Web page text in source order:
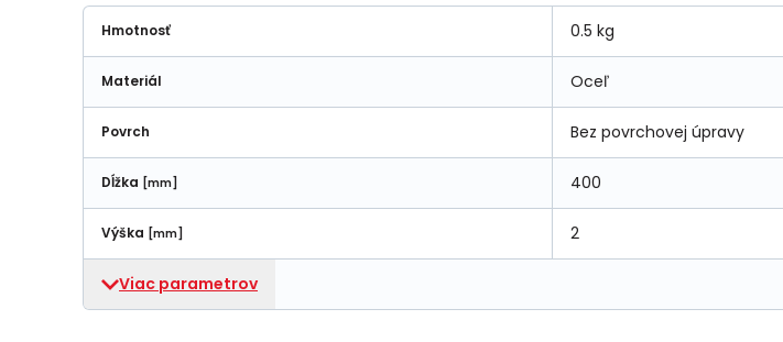
Hmotnosť 0.5 kg
Materiál Oceľ
Povrch Bez povrchovej úpravy
Dĺžka [mm] 400
Výška [mm] 2
Viac parametrov